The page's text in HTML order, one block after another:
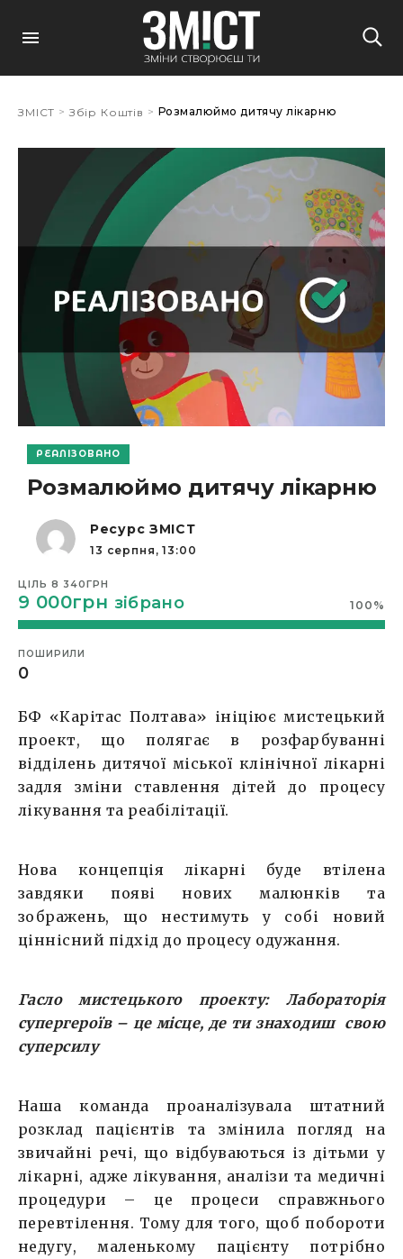
ЗМІСТ > Збір Коштів > Розмалюймо дитячу лікарню
РЕАЛІЗОВАНО
Розмалюймо дитячу лікарню
Ресурс ЗМІСТ
13 серпня, 13:00
ЦІЛЬ 8 340ГРН
9 000грн зібрано 100 %
ПОШИРИЛИ
0
БФ «Карітас Полтава» ініціює мистецький
проект, що полягає в розфарбуванні
відділень дитячої міської клінічної лікарні
задля зміни ставлення дітей до процесу
лікування та реабілітації.
Нова концепція лікарні буде втілена
завдяки появі нових малюнків та
зображень, що нестимуть у собі новий
ціннісний підхід до процесу одужання.
Гасло мистецького проекту:
Лабораторія
супергероїв – це місце, де ти знаходиш свою
суперсилу
Наша команда проаналізувала штатний
розклад пацієнтів та змінила погляд на
звичайні речі, що відбуваються із дітьми у
лікарні, адже лікування, аналізи та медичні
процедури – це процеси справжнього
перевтілення. Тому для того, щоб побороти
недугу, маленькому пацієнту потрібно